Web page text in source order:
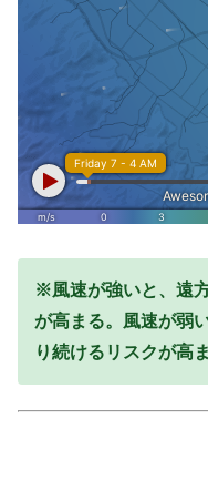
※風速が強いと、遠
が高まる。風速が弱
り続けるリスクが高ま